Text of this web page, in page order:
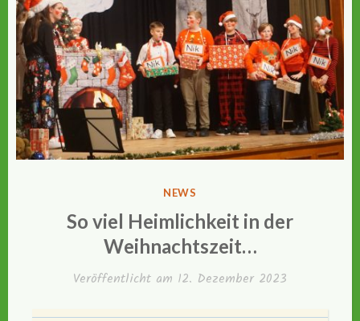
VERÖFFENTLICHT
NEWS
So viel Heimlichkeit in der
Weihnachtszeit…
Veröffentlicht am 12. Dezember 2023